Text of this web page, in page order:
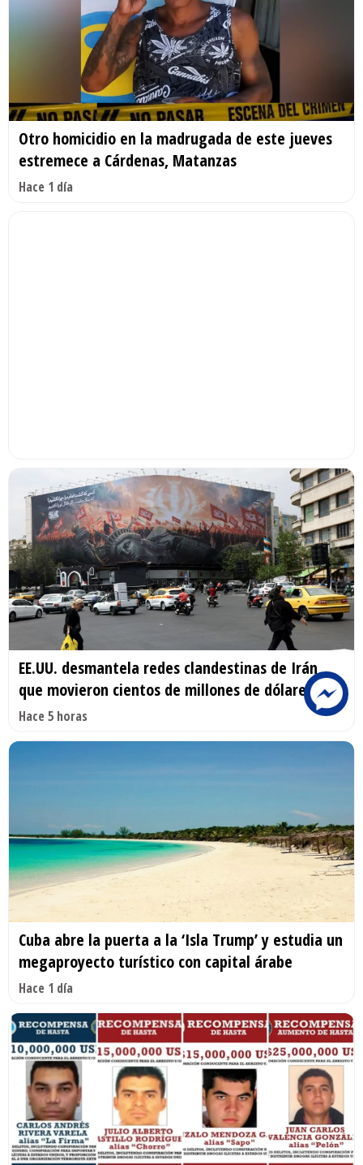
Otro homicidio en la madrugada de este jueves
estremece a Cárdenas, Matanzas
Hace 1 día
EE.UU. desmantela redes clandestinas de Irán
que movieron cientos de millones de dólares
Hace 5 horas
Cuba abre la puerta a la ‘Isla Trump’ y estudia un
megaproyecto turístico con capital árabe
Hace 1 día